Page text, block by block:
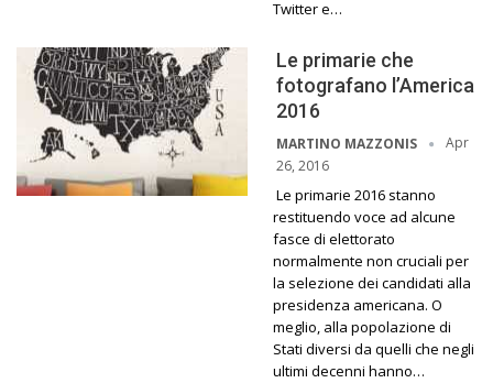
Twitter e…
Le primarie che
fotografano l’America
2016
MARTINO MAZZONIS
Apr
26, 2016
Le primarie 2016 stanno
restituendo voce ad alcune
fasce di elettorato
normalmente non cruciali per
la selezione dei candidati alla
presidenza americana. O
meglio, alla popolazione di
Stati diversi da quelli che negli
ultimi decenni hanno…